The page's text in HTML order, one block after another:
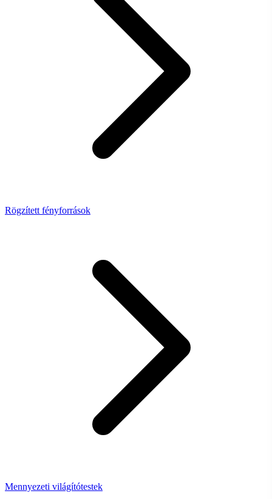
Rögzített fényforrások
Mennyezeti világítótestek